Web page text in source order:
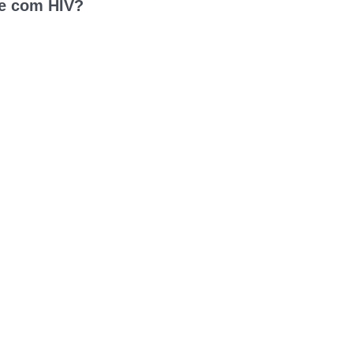
com HIV?